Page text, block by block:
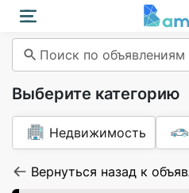
Поиск по объявлениям
Выберите категорию
Недвижимость
Вернуться назад к